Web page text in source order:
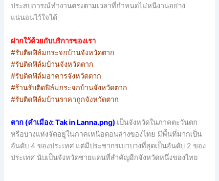
ประสบการณ์ทำงานตรงตามเวลาที่กำหนดไม่หนีงานอย่าง
แน่นอนไว้ใจได้
ฝากใว้ด้วยกับบริการของเรา
#รับติดฟิล์มกระจกบ้านจังหวัดตาก
#รับติดฟิล์มบ้านจังหวัดตาก
#รับติดฟิล์มอาคารจังหวัดตาก
#ร้านรับติดฟิล์มกระจกบ้านจังหวัดตาก
#รับติดฟิล์มบ้านราคาถูกจังหวัดตาก
ตาก (คำเมือง: Tak in Lanna.png) เป็นจังหวัดในภาคตะวันตก
หรือบางแห่งจัดอยู่ในภาคเหนือตอนล่างของไทย มีพื้นที่มากเป็น
อันดับ 4 ของประเทศ แต่มีประชากรเบาบางที่สุดเป็นอันดับ 2 ของ
ประเทศ นับเป็นจังหวัดชายแดนที่สำคัญอีกจังหวัดหนึ่งของไทย